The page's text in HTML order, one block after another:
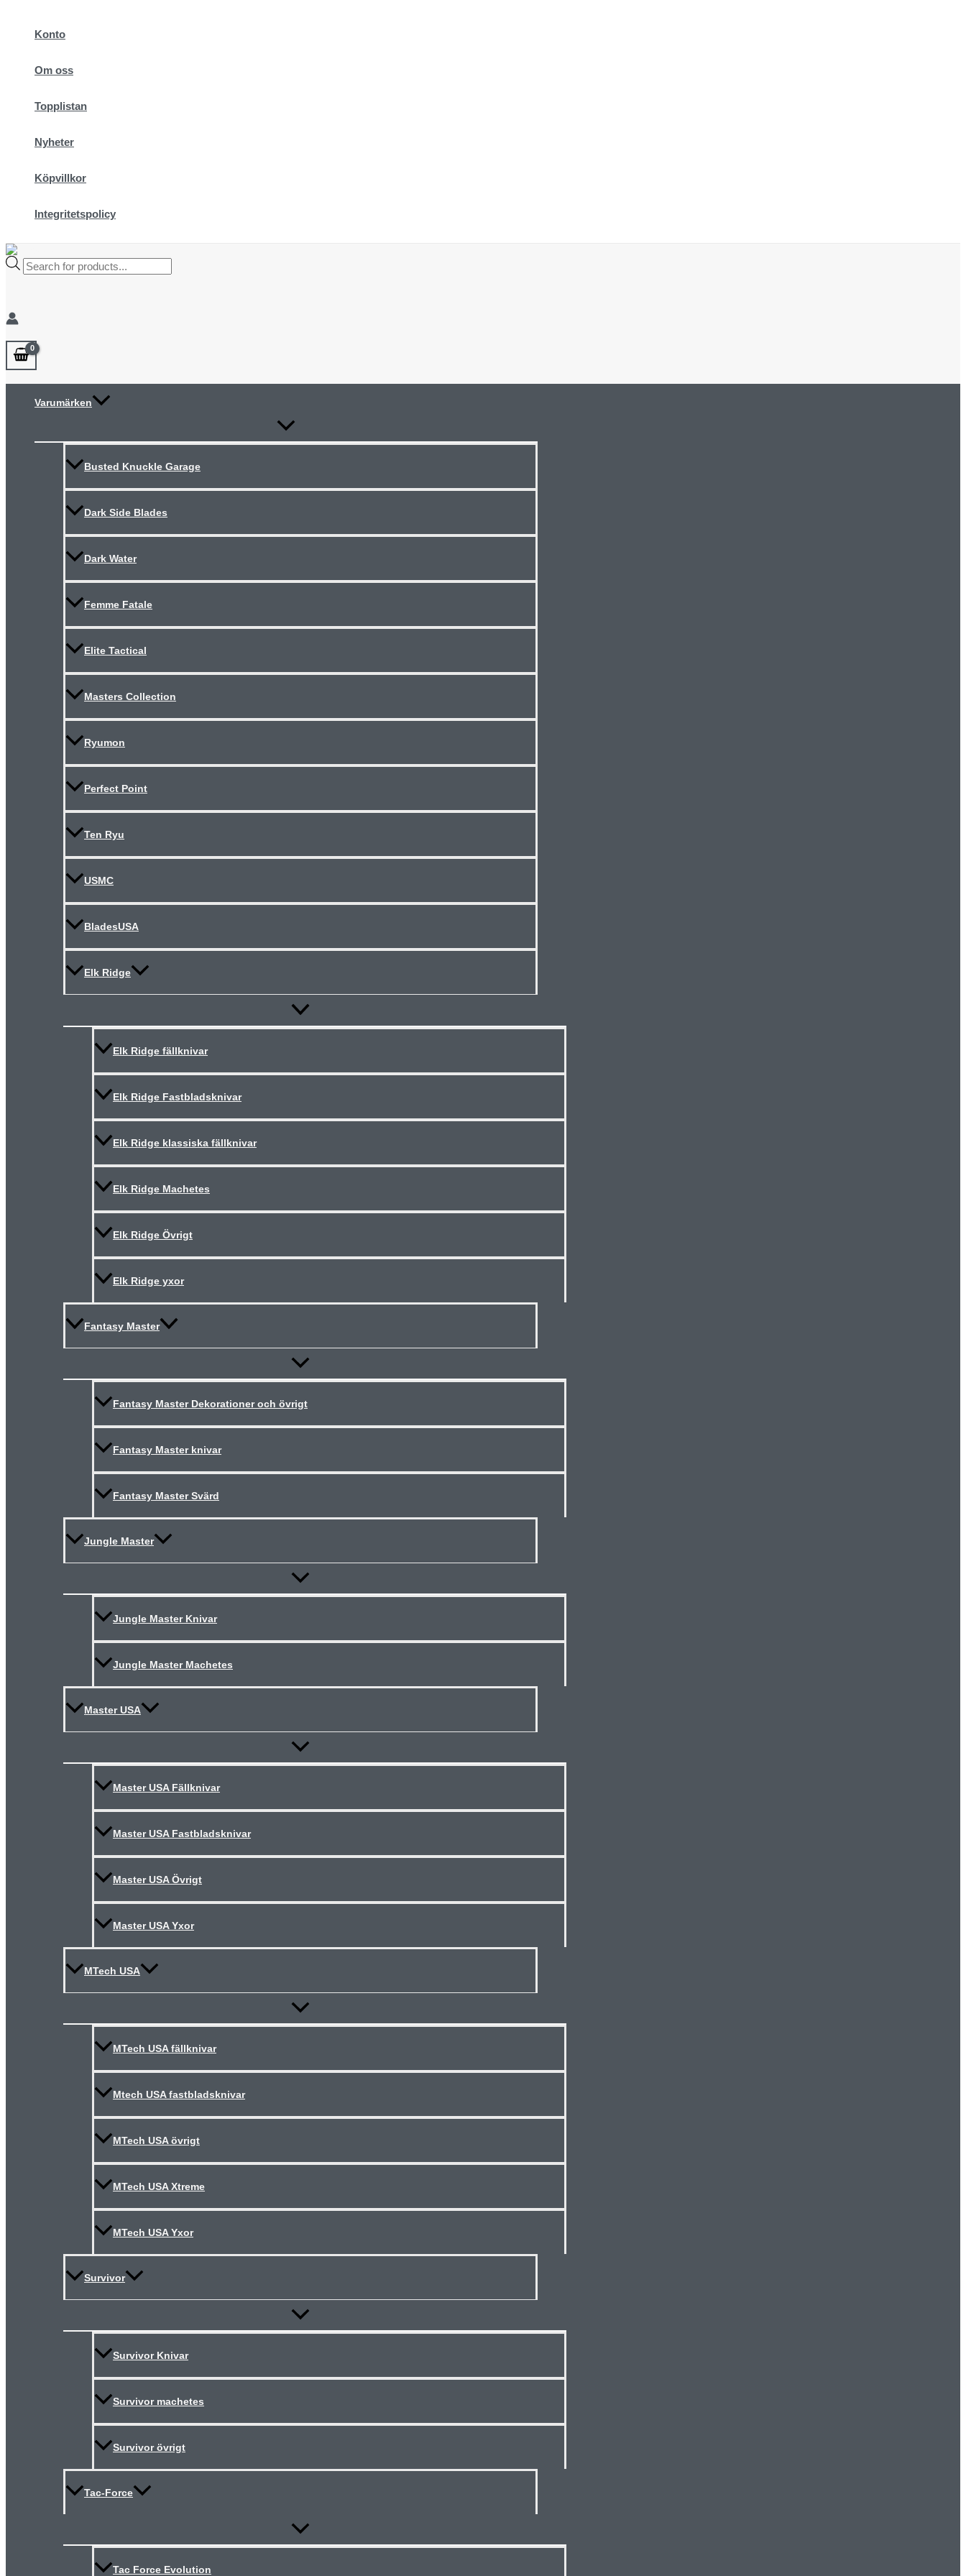
innehållKonto
Om oss
Topplistan
Nyheter
Köpvillkor
Integritetspolicy
Products
search
Varumärken
Slå
meny
Busted Knuckle Garage
Dark Side Blades
Dark Water
Femme Fatale
Elite Tactical
Masters Collection
Ryumon
Perfect Point
Ten Ryu
USMC
BladesUSA
Elk Ridge
Slå
meny
Elk Ridge fällknivar
Elk Ridge Fastbladsknivar
Elk Ridge klassiska fällknivar
Elk Ridge Machetes
Elk Ridge Övrigt
Elk Ridge yxor
Fantasy Master
Slå
meny
Fantasy Master Dekorationer och övrigt
Fantasy Master knivar
Fantasy Master Svärd
Jungle Master
Slå
meny
Jungle Master Knivar
Jungle Master Machetes
Master USA
Slå
meny
Master USA Fällknivar
Master USA Fastbladsknivar
Master USA Övrigt
Master USA Yxor
MTech USA
Slå
meny
MTech USA fällknivar
Mtech USA fastbladsknivar
MTech USA övrigt
MTech USA Xtreme
MTech USA Yxor
Survivor
Slå
meny
Survivor Knivar
Survivor machetes
Survivor övrigt
Tac-Force
Slå
meny
Tac Force Evolution